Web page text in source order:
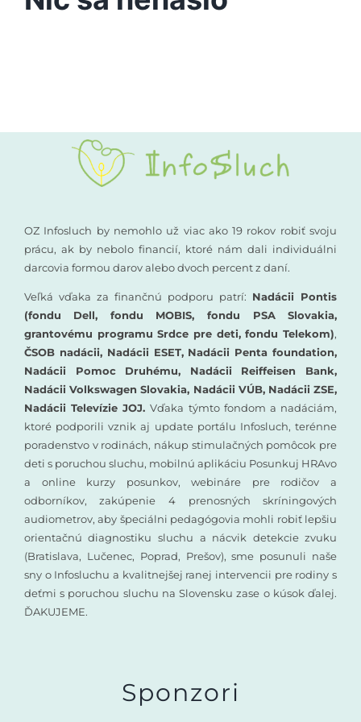
Vyšetrenia sluchu
Rané poradenstvo
Vzdelávanie
OZ Infosluch by nemohlo už viac ako 19 rokov robiť svoju
prácu, ak by nebolo financií, ktoré nám dali individuálni
darcovia formou darov alebo dvoch percent z daní.
Veľká vďaka za finančnú podporu patrí: Nadácii Pontis
(fondu Dell, fondu MOBIS, fondu PSA Slovakia,
grantovému programu Srdce pre deti, fondu Telekom),
ČSOB nadácii, Nadácii ESET, Nadácii Penta foundation,
Nadácii Pomoc Druhému, Nadácii Reiffeisen Bank,
Nadácii Volkswagen Slovakia, Nadácii VÚB, Nadácii ZSE,
Nadácii Televízie JOJ.Vďaka týmto fondom a nadáciám,
ktoré podporili vznik aj update portálu Infosluch, terénne
poradenstvo v rodinách, nákup stimulačných pomôcok pre
deti s poruchou sluchu, mobilnú aplikáciu Posunkuj HRAvo
a online kurzy posunkov, webináre pre rodičov a
odborníkov, zakúpenie 4 prenosných skríningových
audiometrov, aby špeciálni pedagógovia mohli robiť lepšiu
orientačnú diagnostiku sluchu a nácvik detekcie zvuku
(Bratislava, Lučenec, Poprad, Prešov), sme posunuli naše
sny o Infosluchu a kvalitnejšej ranej intervencii pre rodiny s
deťmi s poruchou sluchu na Slovensku zase o kúsok ďalej.
ĎAKUJEME.
Sponzori